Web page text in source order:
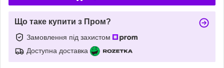
Що таке купити з Пром?
Замовлення під захистом
Доступна доставка